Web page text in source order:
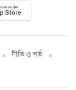
নীতি ও শর্ত